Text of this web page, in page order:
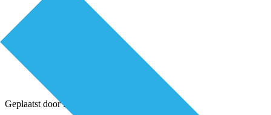
Geplaatst doorRedactie